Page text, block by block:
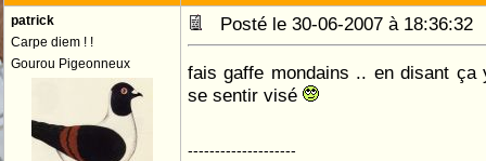
patrick
Carpe diem ! !
Gourou Pigeonneux
Posté le 30-06-2007 à
fais gaffe mondains .. en disant ça
se sentir visé
--------------------